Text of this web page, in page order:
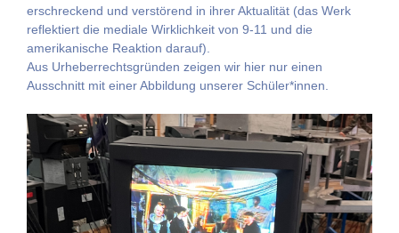
erschreckend und verstörend in ihrer Aktualität (das Werk
reflektiert die mediale Wirklichkeit von 9-11 und die
amerikanische Reaktion darauf).
Aus Urheberrechtsgründen zeigen wir hier nur einen
Ausschnitt mit einer Abbildung unserer Schüler*innen.